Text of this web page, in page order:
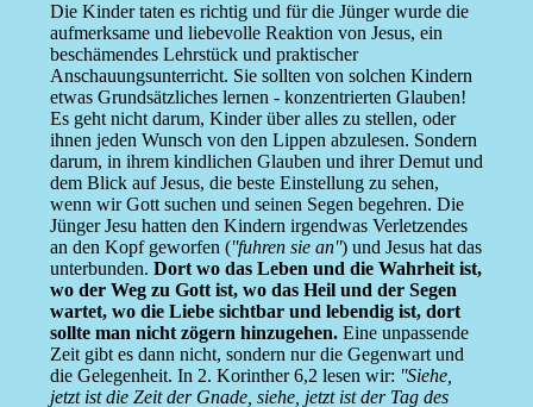
Die Kinder taten es richtig und für die Jünger wurde die
aufmerksame und liebevolle Reaktion von Jesus, ein
beschämendes Lehrstück und praktischer
Anschauungsunterricht. Sie sollten von solchen Kindern
etwas Grundsätzliches lernen - konzentrierten Glauben!
Es geht nicht darum, Kinder über alles zu stellen, oder
ihnen jeden Wunsch von den Lippen abzulesen. Sondern
darum, in ihrem kindlichen Glauben und ihrer Demut und
dem Blick auf Jesus, die beste Einstellung zu sehen,
wenn wir Gott suchen und seinen Segen begehren. Die
Jünger Jesu hatten den Kindern irgendwas Verletzendes
an den Kopf geworfen (''fuhren sie an'') und Jesus hat das
unterbunden. Dort wo das Leben und die Wahrheit ist,
wo der Weg zu Gott ist, wo das Heil und der Segen
wartet, wo die Liebe sichtbar und lebendig ist, dort
sollte man nicht zögern hinzugehen.Eine unpassende
Zeit gibt es dann nicht, sondern nur die Gegenwart und
die Gelegenheit. In 2. Korinther 6,2 lesen wir: ''Siehe,
jetzt ist die Zeit der Gnade, siehe, jetzt ist der Tag des